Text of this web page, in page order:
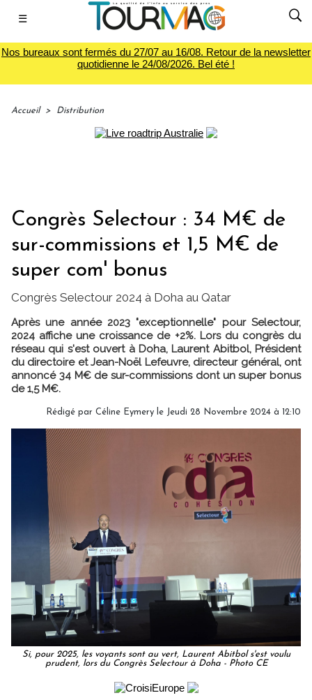
☰
Nos bureaux sont fermés du 27/07 au 16/08. Retour de la newsletter
quotidienne le 24/08/2026. Bel été !
Accueil > Distribution
Congrès Selectour : 34 M€ de
sur-commissions et 1,5 M€ de
super com' bonus
Congrès Selectour 2024 à Doha au Qatar
Après une année 2023 "exceptionnelle" pour Selectour,
2024 affiche une croissance de +2%. Lors du congrès du
réseau qui s'est ouvert à Doha, Laurent Abitbol, Président
du directoire et Jean-Noël Lefeuvre, directeur général, ont
annoncé 34 M€ de sur-commissions dont un super bonus
de 1,5 M€.
Rédigé par Céline Eymery le Jeudi 28 Novembre 2024 à 12:10
Si, pour 2025, les voyants sont au vert, Laurent Abitbol s'est voulu
prudent, lors du Congrès Selectour à Doha - Photo CE